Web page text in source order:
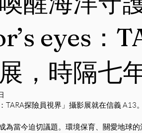
eyes：
，時隔七
TARA探險員視界」攝影展就在信義 A13。
為當今迫切議題。環境保育、關愛地球的